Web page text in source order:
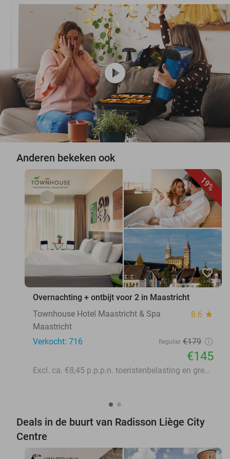
play_circle
Anderen bekeken ook
19%
favorite_border
Overnachting + ontbijt voor 2 in Maastricht
Townhouse Hotel Maastricht & Spa
8.6 star
Maastricht
Verkocht: 716
Regulier €179
€145
Excl. ca. €8,45 p.p.p.n. toeristenbelasting en green fee
Deals in de buurt van Radisson Liège City
Centre